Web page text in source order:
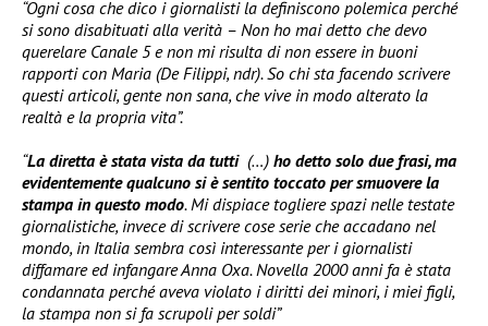
“Ogni cosa che dico i giornalisti la definiscono polemica perché
si sono disabituati alla verità – Non ho mai detto che devo
querelare Canale 5 e non mi risulta di non essere in buoni
rapporti con Maria (De Filippi, ndr). So chi sta facendo scrivere
questi articoli, gente non sana, che vive in modo alterato la
realtà e la propria vita”.
“La diretta è stata vista da tutti (…) ho detto solo due frasi, ma
evidentemente qualcuno si è sentito toccato per smuovere la
stampa in questo modo. Mi dispiace togliere spazi nelle testate
giornalistiche, invece di scrivere cose serie che accadano nel
mondo, in Italia sembra così interessante per i giornalisti
diffamare ed infangare Anna Oxa. Novella 2000 anni fa è stata
condannata perché aveva violato i diritti dei minori, i miei figli,
la stampa non si fa scrupoli per soldi”